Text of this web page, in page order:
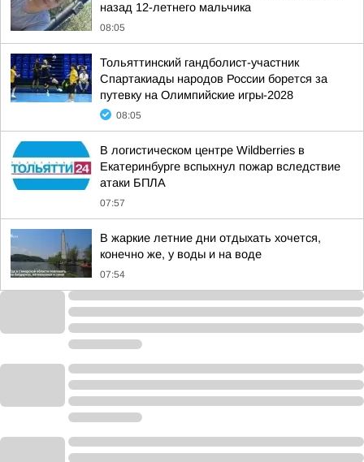
назад 12-летнего мальчика
08:05
Тольяттинский гандболист-участник
Спартакиады народов России борется за
путевку на Олимпийские игры-2028
08:05
В логистическом центре Wildberries в
Екатеринбурге вспыхнул пожар вследствие
атаки БПЛА
07:57
В жаркие летние дни отдыхать хочется,
конечно же, у воды и на воде
07:54